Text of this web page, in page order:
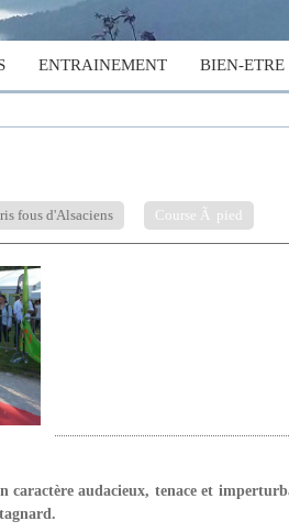
ENTRAINEMENT BIEN-ETRE
fous d'Alsaciens Course Ã pied
caractère audacieux, tenace et